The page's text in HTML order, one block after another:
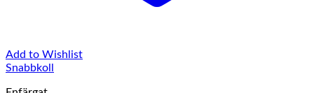
Add to Wishlist
Snabbkoll